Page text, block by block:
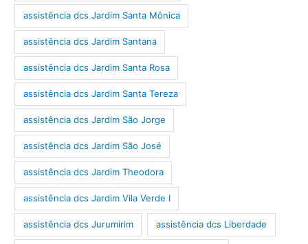
assistência dcs Jardim Santa Mônica
assistência dcs Jardim Santana
assistência dcs Jardim Santa Rosa
assistência dcs Jardim Santa Tereza
assistência dcs Jardim São Jorge
assistência dcs Jardim São José
assistência dcs Jardim Theodora
assistência dcs Jardim Vila Verde I
assistência dcs Jurumirim assistência dcs Liberdade